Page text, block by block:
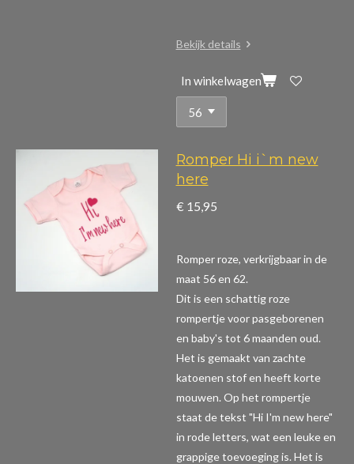
Bekijk details
In winkelwagen
Romper Hi i`m new
here
€ 15,95
Romper roze, verkrijgbaar in de
maat 56 en 62.
Dit is een schattig roze
rompertje voor pasgeborenen
en baby's tot 6 maanden oud.
Het is gemaakt van zachte
katoenen stof en heeft korte
mouwen. Op het rompertje
staat de tekst "Hi I'm new here"
in rode letters, wat een leuke en
grappige toevoeging is. Het is